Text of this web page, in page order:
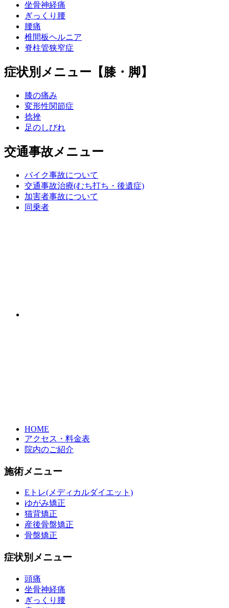
坐骨神経痛
ぎっくり腰
腰痛
椎間板ヘルニア
脊柱管狭窄症
症状別メニュー【膝・脚】
膝の痛み
変形性関節症
捻挫
足のしびれ
交通事故メニュー
バイク事故について
交通事故治療(むち打ち・後遺症)
加害者事故について
同乗者
HOME
アクセス・料金表
院内のご紹介
施術メニュー
Eトレ(メディカルダイエット)
ゆがみ矯正
猫背矯正
産後骨盤矯正
骨盤矯正
症状別メニュー
頭痛
坐骨神経痛
ぎっくり腰